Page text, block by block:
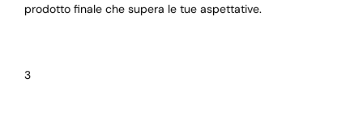
prodotto finale che supera le tue aspettative.
3